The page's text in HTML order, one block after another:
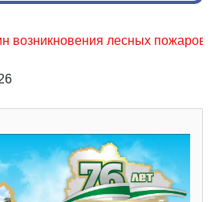
лесных пожаров, не